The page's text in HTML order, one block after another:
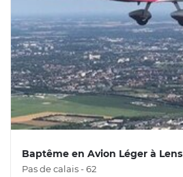
Baptême en Avion Léger à Lens
Pas de calais - 62